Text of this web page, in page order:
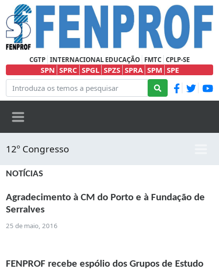
CGTP INTERNACIONAL EDUCAÇÃO FMTC CPLP-SE
SPN SPRC SPGL SPZS SPRA SPM SPE
12º Congresso
NOTÍCIAS
Agradecimento à CM do Porto e à Fundação de
Serralves
25 de maio, 2016
FENPROF recebe espólio dos Grupos de Estudo